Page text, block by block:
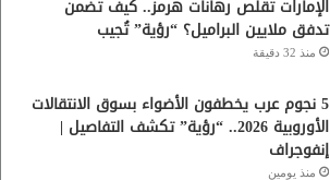
الإمارات تقلّص رهانات هرمز.. كيف تضمن
تدفق ملايين البراميل؟ “رؤية” تُجيب
منذ 32 دقيقة
5 نجوم عرب يخطفون الأضواء بسوق الانتقالات
الأوروبية 2026.. “رؤية” تكشف التفاصيل |
إنفوجراف
منذ يومين